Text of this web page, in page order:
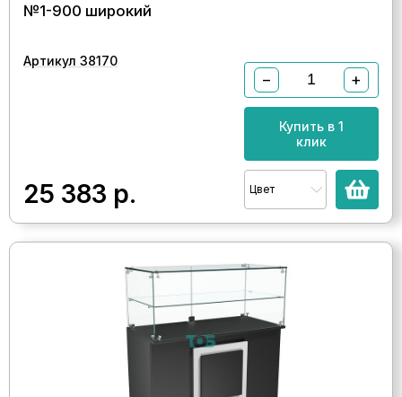
№1-900 широкий
Артикул 38170
25 383 р.
− +
Купить в 1
клик
Цвет